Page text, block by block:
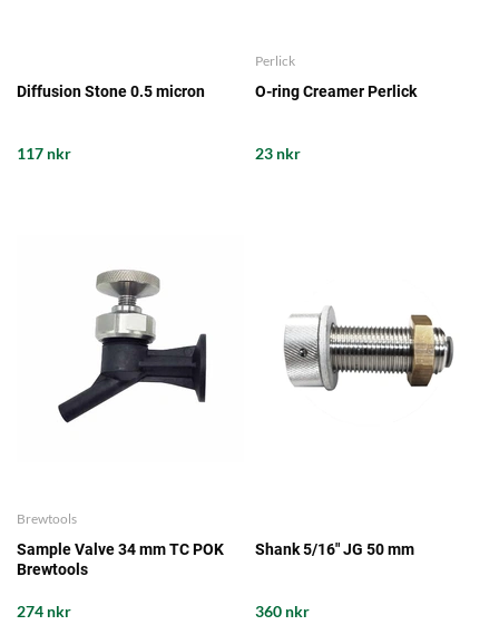
Diffusion Stone 0.5 micron
117 nkr
Perlick
O-ring Creamer Perlick
23 nkr
Brewtools
Sample Valve 34 mm TC POK
Brewtools
274 nkr
Shank 5/16" JG 50 mm
360 nkr